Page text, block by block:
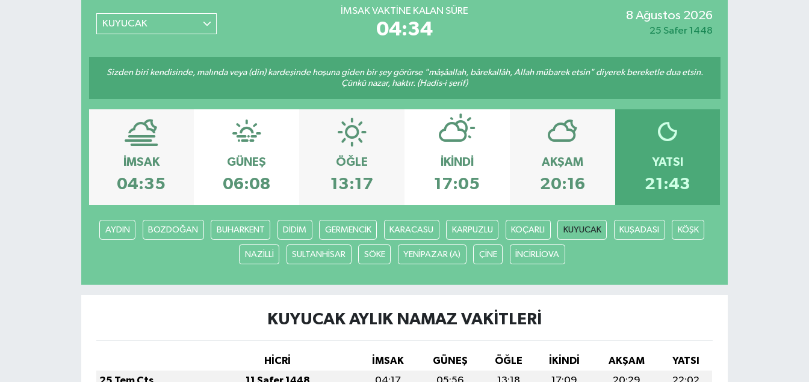
KUYUCAK
İMSAK VAKTINE KALAN SÜRE
04:34
8 Ağustos 2026
25 Safer 1448
Sizden biri kendisinde, malında veya (din) kardeşinde hoşuna giden bir şey görürse "mâşâallah, bârekallâh, Allah mübarek etsin" diyerek bereketle dua etsin.
Çünkü nazar, haktır. (Hadis-i şerif)
İMSAK
04:35
GÜNEŞ
06:08
ÖĞLE
13:17
İKINDI
17:05
AKŞAM
20:16
YATSI
21:43
AYDIN BOZDOĞAN BUHARKENT DİDİM GERMENCİK KARACASU KARPUZLU KOÇARLI KUYUCAK KUŞADASI KÖŞK
NAZİLLİ SULTANHİSAR SÖKE YENİPAZAR (A) ÇİNE İNCİRLİOVA
KUYUCAK AYLIK NAMAZ VAKITLERI
HİCRİ İMSAK GÜNEŞ ÖĞLE İKINDI AKŞAM
YATSI